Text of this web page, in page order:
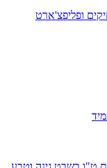
ופליפצ'ארט